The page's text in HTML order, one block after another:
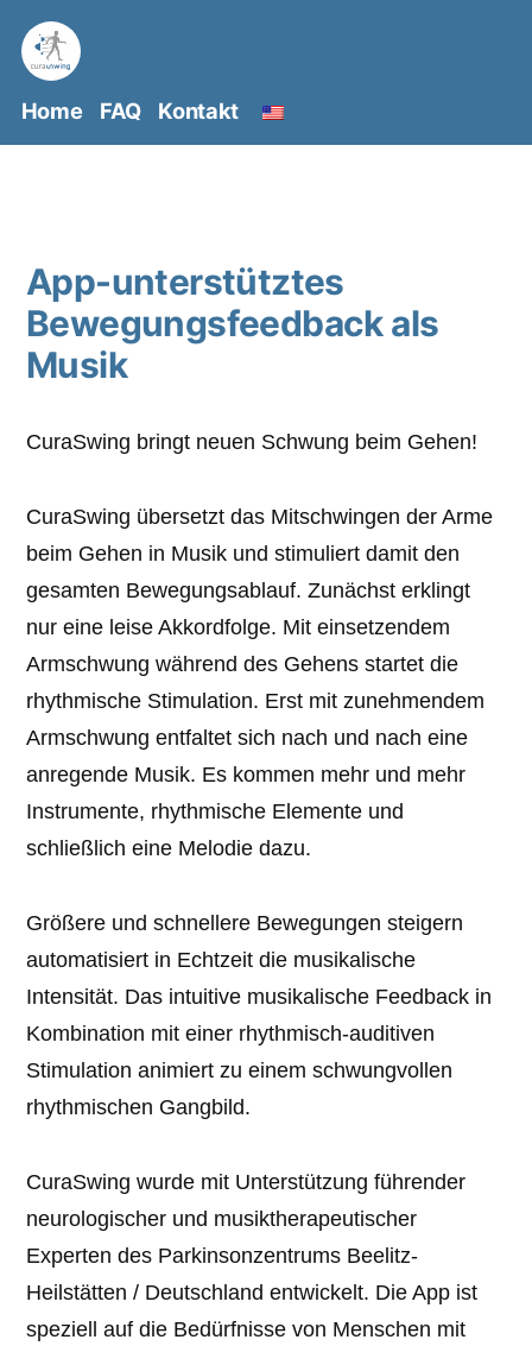
Zum
Inhalt
Home FAQ Kontakt
App-unterstütztes
Bewegungsfeedback als
Musik
CuraSwing bringt neuen Schwung beim Gehen!
CuraSwing übersetzt das Mitschwingen der Arme
beim Gehen in Musik und stimuliert damit den
gesamten Bewegungsablauf. Zunächst erklingt
nur eine leise Akkordfolge. Mit einsetzendem
Armschwung während des Gehens startet die
rhythmische Stimulation. Erst mit zunehmendem
Armschwung entfaltet sich nach und nach eine
anregende Musik. Es kommen mehr und mehr
Instrumente, rhythmische Elemente und
schließlich eine Melodie dazu.
Größere und schnellere Bewegungen steigern
automatisiert in Echtzeit die musikalische
Intensität. Das intuitive musikalische Feedback in
Kombination mit einer rhythmisch-auditiven
Stimulation animiert zu einem schwungvollen
rhythmischen Gangbild.
CuraSwing wurde mit Unterstützung führender
neurologischer und musiktherapeutischer
Experten des Parkinsonzentrums Beelitz-
Heilstätten / Deutschland entwickelt. Die App ist
speziell auf die Bedürfnisse von Menschen mit